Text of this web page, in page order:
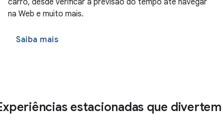
carro, desde verificar a previsão do tempo até navegar
na Web e muito mais.
Saiba mais
estacionadas que divertem